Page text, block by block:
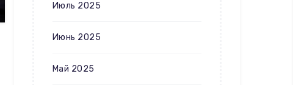
Июль 2025
Июнь 2025
Май 2025